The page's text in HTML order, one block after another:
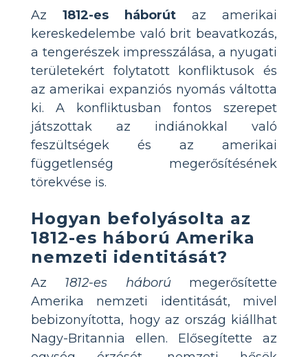
Az 1812-es háborút az amerikai
kereskedelembe való brit beavatkozás,
a tengerészek impresszálása, a nyugati
területekért folytatott konfliktusok és
az amerikai expanziós nyomás váltotta
ki. A konfliktusban fontos szerepet
játszottak az indiánokkal való
feszültségek és az amerikai
függetlenség megerősítésének
törekvése is.
Hogyan befolyásolta az
1812-es háború Amerika
nemzeti identitását?
Az 1812-es háborúmegerősítette
Amerika nemzeti identitását, mivel
bebizonyította, hogy az ország kiállhat
Nagy-Britannia ellen. Elősegítette az